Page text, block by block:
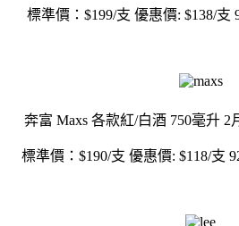
標準價：$199/支 優惠價: $138/支
奔富 Maxs 各款紅/白酒 750毫升 2
標準價：$190/支 優惠價: $118/支